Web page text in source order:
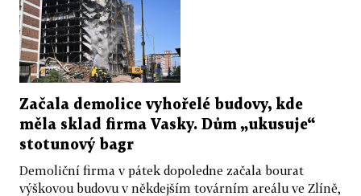
Začala demolice vyhořelé budovy, kde
měla sklad firma Vasky. Dům „ukusuje“
stotunový bagr
Demoliční firma v pátek dopoledne začala bourat
výškovou budovu v někdejším továrním areálu ve Zlíně,